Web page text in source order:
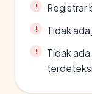
Registrar
Tidak
Tidak
terdeteksi